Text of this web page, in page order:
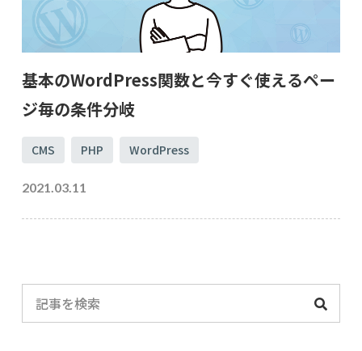
基本のWordPress関数と今すぐ使えるペー
ジ毎の条件分岐
CMS PHP WordPress
2021.03.11